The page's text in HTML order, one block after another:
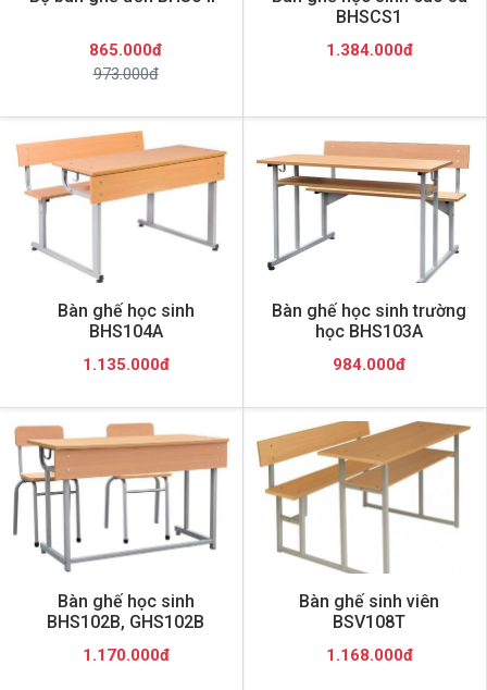
865.000đ
973.000đ
BHSCS1
1.384.000đ
Bàn ghế học sinh
BHS104A
1.135.000đ
Bàn ghế học sinh trường
học BHS103A
984.000đ
Bàn ghế học sinh
BHS102B, GHS102B
1.170.000đ
Bàn ghế sinh viên
BSV108T
1.168.000đ